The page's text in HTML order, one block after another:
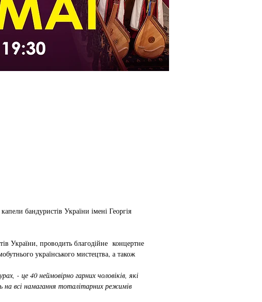
бандуристів України імені Георгія
України, проводить благодійне концертне
українського мистецтва, а також
- це 40 неймовірно гарних чоловіків, які
на всі намагання тоталітарних режимів